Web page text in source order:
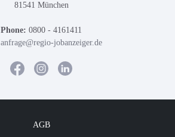
81541 München
Phone: 0800 - 4161411
anfrage@regio-jobanzeiger.de
AGB